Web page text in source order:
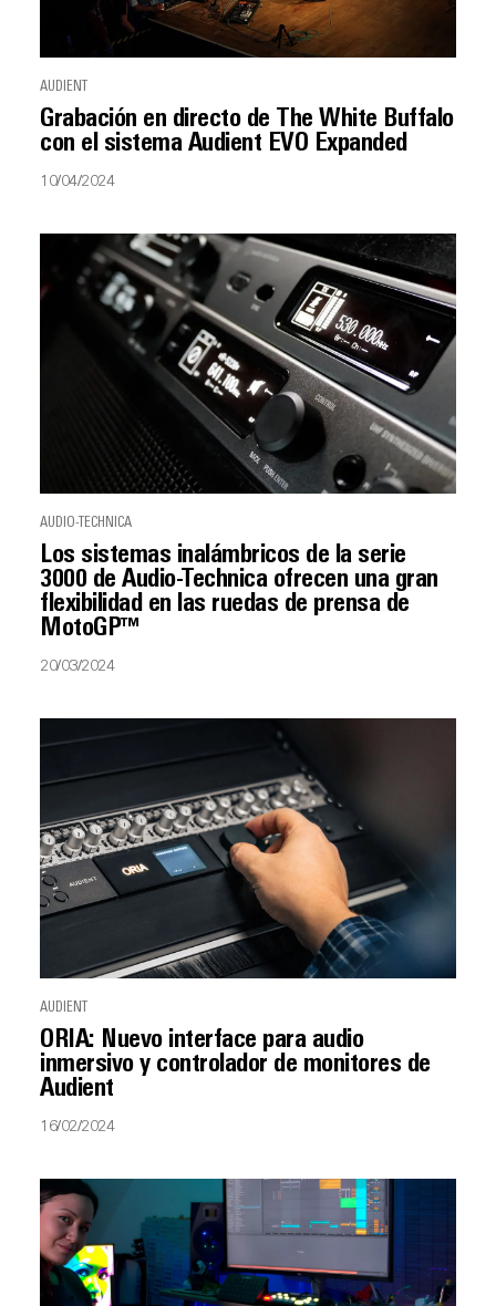
AUDIENT
Grabación en directo de The White Buffalo
con el sistema Audient EVO Expanded
10/04/2024
AUDIO-TECHNICA
Los sistemas inalámbricos de la serie
3000 de Audio-Technica ofrecen una gran
flexibilidad en las ruedas de prensa de
MotoGP™
20/03/2024
AUDIENT
ORIA: Nuevo interface para audio
inmersivo y controlador de monitores de
Audient
16/02/2024